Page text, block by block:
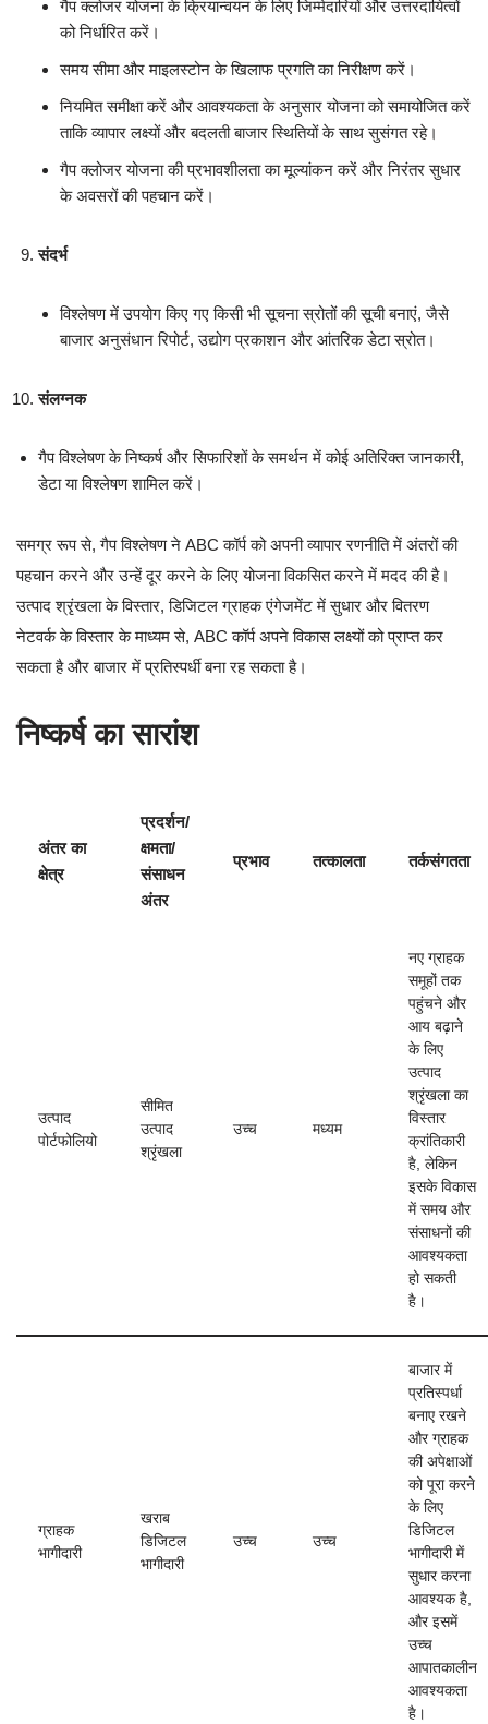
गैप क्लोजर योजना के क्रियान्वयन के लिए जिम्मेदारियों और उत्तरदायित्वों
को निर्धारित करें।
समय सीमा और माइलस्टोन के खिलाफ प्रगति का निरीक्षण करें।
नियमित समीक्षा करें और आवश्यकता के अनुसार योजना को समायोजित करें
ताकि व्यापार लक्ष्यों और बदलती बाजार स्थितियों के साथ सुसंगत रहे।
गैप क्लोजर योजना की प्रभावशीलता का मूल्यांकन करें और निरंतर सुधार
के अवसरों की पहचान करें।
संदर्भ
विश्लेषण में उपयोग किए गए किसी भी सूचना स्रोतों की सूची बनाएं, जैसे
बाजार अनुसंधान रिपोर्ट, उद्योग प्रकाशन और आंतरिक डेटा स्रोत।
संलग्नक
गैप विश्लेषण के निष्कर्ष और सिफारिशों के समर्थन में कोई अतिरिक्त जानकारी,
डेटा या विश्लेषण शामिल करें।
समग्र रूप से, गैप विश्लेषण ने ABC कॉर्प को अपनी व्यापार रणनीति में अंतरों की
पहचान करने और उन्हें दूर करने के लिए योजना विकसित करने में मदद की है।
उत्पाद श्रृंखला के विस्तार, डिजिटल ग्राहक एंगेजमेंट में सुधार और वितरण
नेटवर्क के विस्तार के माध्यम से, ABC कॉर्प अपने विकास लक्ष्यों को प्राप्त कर
सकता है और बाजार में प्रतिस्पर्धी बना रह सकता है।
निष्कर्ष का सारांश
अंतर का
क्षेत्र
प्रदर्शन/
क्षमता/
संसाधन
अंतर
प्रभाव तत्कालता तर्कसंगतता
उत्पाद
पोर्टफोलियो
सीमित
उत्पाद
श्रृंखला
उच्च मध्यम
नए ग्राहक
समूहों तक
पहुंचने और
आय बढ़ाने
के लिए
उत्पाद
श्रृंखला का
विस्तार
क्रांतिकारी
है, लेकिन
इसके विकास
में समय और
संसाधनों की
आवश्यकता
हो सकती
है।
ग्राहक
भागीदारी
खराब
डिजिटल
भागीदारी
उच्च उच्च
बाजार में
प्रतिस्पर्धा
बनाए रखने
और ग्राहक
की अपेक्षाओं
को पूरा करने
के लिए
डिजिटल
भागीदारी में
सुधार करना
आवश्यक है,
और इसमें
उच्च
आपातकालीन
आवश्यकता
है।